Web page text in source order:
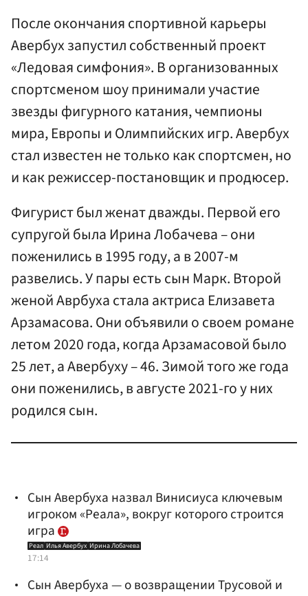
После окончания спортивной карьеры
Авербух запустил собственный проект
«Ледовая симфония». В организованных
спортсменом шоу принимали участие
звезды фигурного катания, чемпионы
мира, Европы и Олимпийских игр. Авербух
стал известен не только как спортсмен, но
и как режиссер-постановщик и продюсер.
Фигурист был женат дважды. Первой его
супругой была Ирина Лобачева – они
поженились в 1995 году, а в 2007-м
развелись. У пары есть сын Марк. Второй
женой Аврбуха стала актриса Елизавета
Арзамасова. Они объявили о своем романе
летом 2020 года, когда Арзамасовой было
25 лет, а Авербуху – 46. Зимой того же года
они поженились, в августе 2021-го у них
родился сын.
Сын Авербуха назвал Винисиуса ключевым
игроком «Реала», вокруг которого строится
игра
Реал Илья Авербух Ирина Лобачева
17:14
Сын Авербуха — о возвращении Трусовой и